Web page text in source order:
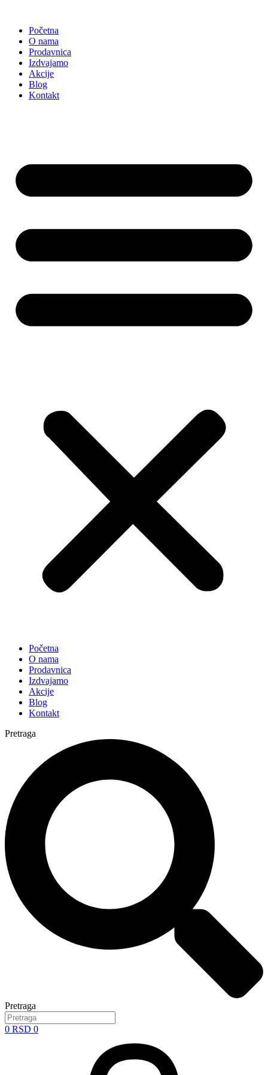
sadržajPočetna
O nama
Prodavnica
Izdvajamo
Akcije
Blog
Kontakt
Početna
O nama
Prodavnica
Izdvajamo
Akcije
Blog
Kontakt
Pretraga
Pretraga
0 RSD 0